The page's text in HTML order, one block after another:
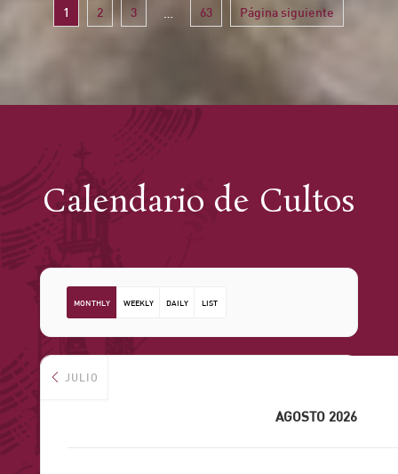
1 2 3 63 Página siguiente
Calendario de Cultos
MONTHLY WEEKLY DAILY LIST
JULIO
AGOSTO 2026